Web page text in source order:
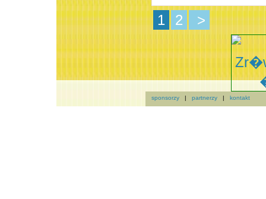
1 2 >
sponsorzy | partnerzy | kontakt